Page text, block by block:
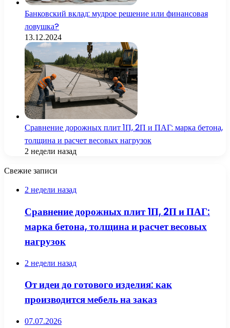
Банковский вклад: мудрое решение или финансовая
ловушка?
13.12.2024
Сравнение дорожных плит 1П, 2П и ПАГ: марка бетона,
толщина и расчет весовых нагрузок
2 недели назад
Свежие записи
2 недели назад
Сравнение дорожных плит 1П, 2П и ПАГ:
марка бетона, толщина и расчет весовых
нагрузок
2 недели назад
От идеи до готового изделия: как
производится мебель на заказ
07.07.2026